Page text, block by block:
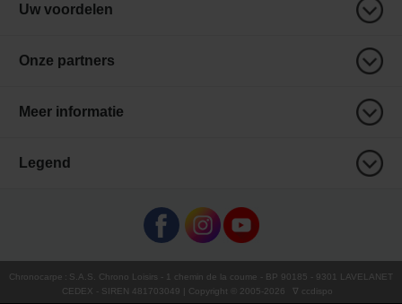
Uw voordelen
Onze partners
Meer informatie
Legend
Chronocarpe : S.A.S. Chrono Loisirs - 1 chemin de la coume - BP 90185 - 9301 LAVELANET
CEDEX - SIREN 481703049 | Copyright © 2005-2026 ∇ ccdispo